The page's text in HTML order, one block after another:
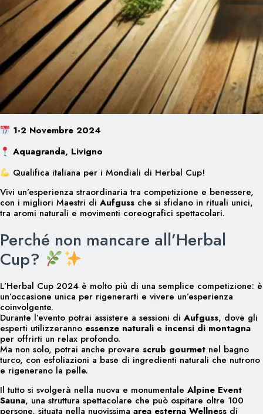
1-2 Novembre 2024
Aquagranda, Livigno
Qualifica italiana per i Mondiali di Herbal Cup!
Vivi un’esperienza straordinaria tra competizione e benessere,
con i migliori Maestri di Aufguss che si sfidano in rituali unici,
tra aromi naturali e movimenti coreografici spettacolari.
Perché non mancare all’Herbal
Cup?
L’Herbal Cup 2024 è molto più di una semplice competizione: è
un’occasione unica per rigenerarti e vivere un’esperienza
coinvolgente.
Durante l’evento potrai assistere a sessioni di Aufguss, dove gli
esperti utilizzeranno essenze naturali e incensi di montagna
per offrirti un relax profondo.
Ma non solo, potrai anche provare scrub gourmet nel bagno
turco, con esfoliazioni a base di ingredienti naturali che nutrono
e rigenerano la pelle.
Il tutto si svolgerà nella nuova e monumentale Alpine Event
Sauna, una struttura spettacolare che può ospitare oltre 100
persone, situata nella nuovissima area esterna Wellness di